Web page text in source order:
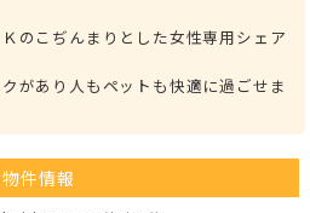
のこぢんまりとした女性専用シェア
があり人もペットも快適に過ごせま
物件情報